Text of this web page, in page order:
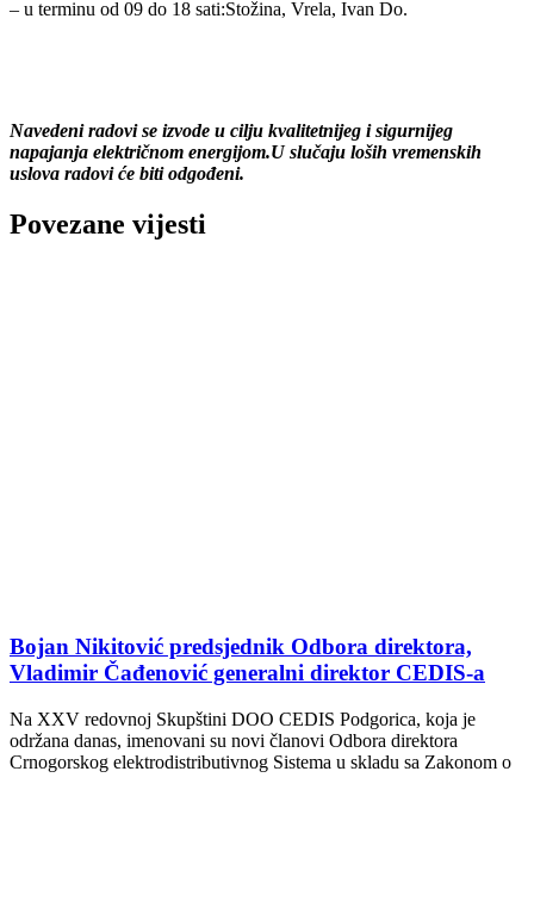
– u terminu od 09 do 18 sati:Stožina, Vrela, Ivan Do.
Navedeni radovi se izvode u cilju kvalitetnijeg i sigurnijeg
napajanja električnom energijom.U slučaju loših vremenskih
uslova radovi će biti odgođeni.
Povezane vijesti
Bojan Nikitović predsjednik Odbora direktora,
Vladimir Čađenović generalni direktor CEDIS-a
Na XXV redovnoj Skupštini DOO CEDIS Podgorica, koja je
održana danas, imenovani su novi članovi Odbora direktora
Crnogorskog elektrodistributivnog Sistema u skladu sa Zakonom o